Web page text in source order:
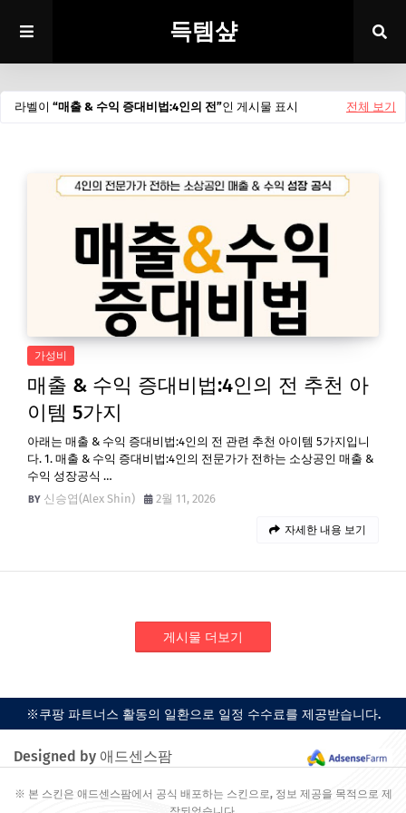
득템샾
라벨이 매출 & 수익 증대비법:4인의 전 인 게시물 표시 전체 보기
가성비
매출 & 수익 증대비법:4인의 전 추천 아
이템 5가지
아래는 매출 & 수익 증대비법:4인의 전 관련 추천 아이템 5가지입니
다. 1. 매출 & 수익 증대비법:4인의 전문가가 전하는 소상공인 매출 &
수익 성장공식 …
신승엽(Alex Shin)
2월 11, 2026
자세한 내용 보기
게시물 더보기
※쿠팡 파트너스 활동의 일환으로 일정 수수료를 제공받습니다.
Designed by 애드센스팜
※ 본 스킨은 애드센스팜에서 공식 배포하는 스킨으로, 정보 제공을 목적으로 제